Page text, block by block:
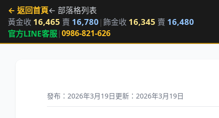
← 返回首頁← 部落格列表
黃金收 16,465 賣 16,780 |飾金收 16,345 賣 16,480
官方LINE客服|0986-821-626
發布：2026年3月19日更新：2026年3月19日